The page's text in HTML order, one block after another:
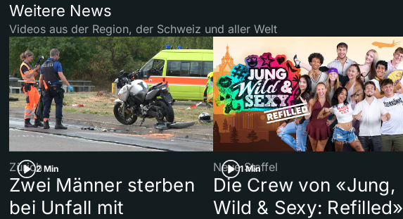
Weitere News
Videos aus der Region, der Schweiz und aller Welt
2 Min
Zürich
Zwei Männer sterben
bei Unfall mit
1 Min
Neue Staffel
Die Crew von «Jung,
Wild & Sexy: Refilled»